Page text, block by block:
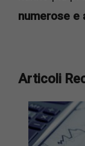
numerose e
Articoli